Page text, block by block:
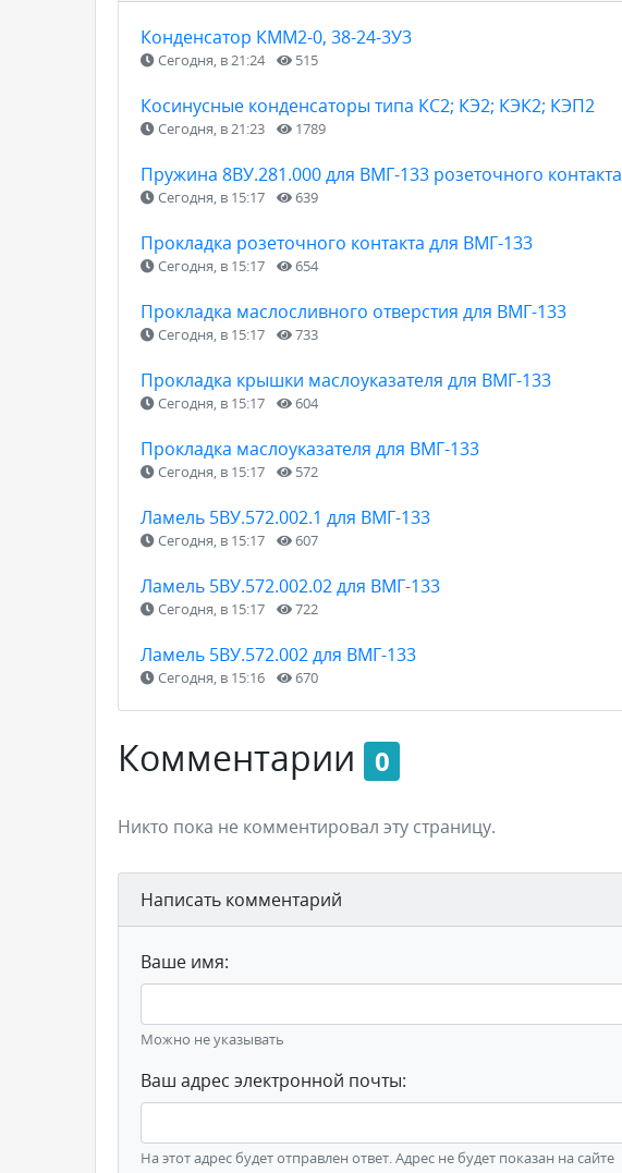
Конденсатор КММ2-0, 38-24-3У3
Сегодня, в 21:24 515
Косинусные конденсаторы типа КС2; КЭ2; КЭК2; КЭП2
Сегодня, в 21:23 1789
Пружина 8ВУ.281.000 для ВМГ-133 розеточного контакта
Сегодня, в 15:17 639
Прокладка розеточного контакта для ВМГ-133
Сегодня, в 15:17 654
Прокладка маслосливного отверстия для ВМГ-133
Сегодня, в 15:17 733
Прокладка крышки маслоуказателя для ВМГ-133
Сегодня, в 15:17 604
Прокладка маслоуказателя для ВМГ-133
Сегодня, в 15:17 572
Ламель 5ВУ.572.002.1 для ВМГ-133
Сегодня, в 15:17 607
Ламель 5ВУ.572.002.02 для ВМГ-133
Сегодня, в 15:17 722
Ламель 5ВУ.572.002 для ВМГ-133
Сегодня, в 15:16 670
Комментарии 0
Никто пока не комментировал эту страницу.
Написать комментарий
Ваше имя:
Можно не указывать
Ваш адрес электронной почты:
На этот адрес будет отправлен ответ. Адрес не будет показан на сайте